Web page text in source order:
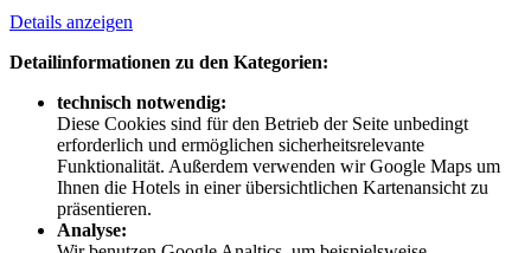
Details anzeigen
Detailinformationen zu den Kategorien:
technisch notwendig:
Diese Cookies sind für den Betrieb der Seite unbedingt
erforderlich und ermöglichen sicherheitsrelevante
Funktionalität. Außerdem verwenden wir Google Maps um
Ihnen die Hotels in einer übersichtlichen Kartenansicht zu
präsentieren.
Analyse: